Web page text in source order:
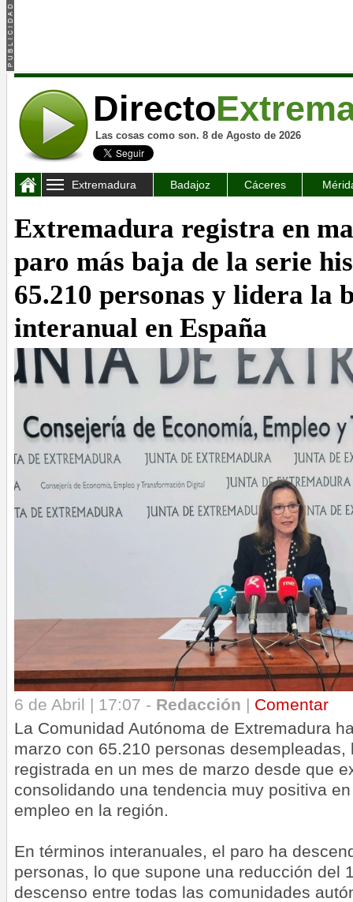
Directo
Las cosas como son. 8 de Agosto de 2026
Extremadura Badajoz Cáceres
Extremadura registra en
paro más baja de la serie
65.210 personas y lidera la
interanual en España
6 de Abril | 17:07 - Redacción | Comentar
La Comunidad Autónoma de Extremadura
marzo con 65.210 personas desempleadas,
registrada en un mes de marzo desde que
consolidando una tendencia muy positiva
empleo en la región.
En términos interanuales, el paro ha
personas, lo que supone una reducción del
descenso entre todas las comunidades